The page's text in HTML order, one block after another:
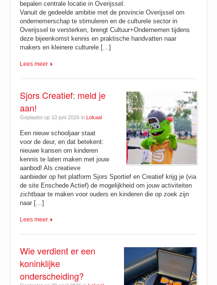
bepalen centrale locatie in Overijssel.
Vanuit de gedeelde ambitie met de provincie Overijssel om
ondernemerschap te stimuleren en de culturele sector in
Overijssel te versterken, brengt Cultuur+Ondernemen tijdens
deze bijeenkomst kennis en praktische handvatten naar
makers en kleinere culturele […]
Lees meer
Sjors Creatief: meld je
aan!
Geplaatst op 10 juni 2026 in Lokaal
Een nieuw schooljaar staat
voor de deur, en dat betekent:
nieuwe kansen om kinderen
kennis te laten maken met jouw
aanbod! Als creatieve
aanbieder op het platform Sjors Sportief en Creatief krijg je (via
de site Enschede Actief) de mogelijkheid om jouw activiteiten
zichtbaar te maken voor ouders en kinderen die op zoek zijn
naar […]
Lees meer
Wie verdient er een
koninklijke
onderscheiding?